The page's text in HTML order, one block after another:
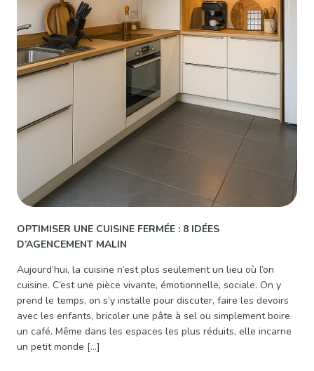
OPTIMISER UNE CUISINE FERMÉE : 8 IDÉES
D’AGENCEMENT MALIN
Aujourd’hui, la cuisine n’est plus seulement un lieu où l’on
cuisine. C’est une pièce vivante, émotionnelle, sociale. On y
prend le temps, on s’y installe pour discuter, faire les devoirs
avec les enfants, bricoler une pâte à sel ou simplement boire
un café. Même dans les espaces les plus réduits, elle incarne
un petit monde […]